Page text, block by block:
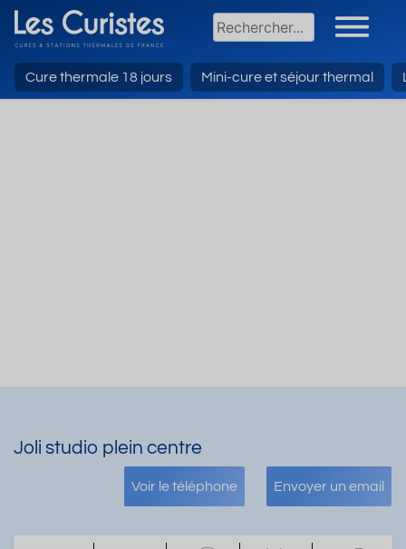
Cure thermale 18 jours Mini-cure et séjour thermal
Joli studio plein centre
Voir le téléphone Envoyer un email